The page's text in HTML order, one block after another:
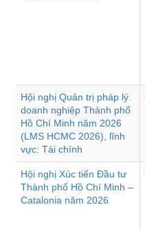
Hội nghị Quản trị pháp lý
doanh nghiệp Thành phố
Hồ Chí Minh năm 2026
(LMS HCMC 2026), lĩnh
vực: Tài chính
Hội nghị Xúc tiến Đầu tư
Thành phố Hồ Chí Minh –
Catalonia năm 2026